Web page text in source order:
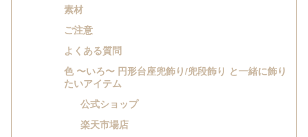
素材
ご注意
よくある質問
色 〜いろ〜 円形台座兜飾り/兜段飾り と一緒に飾り
たいアイテム
公式ショップ
楽天市場店